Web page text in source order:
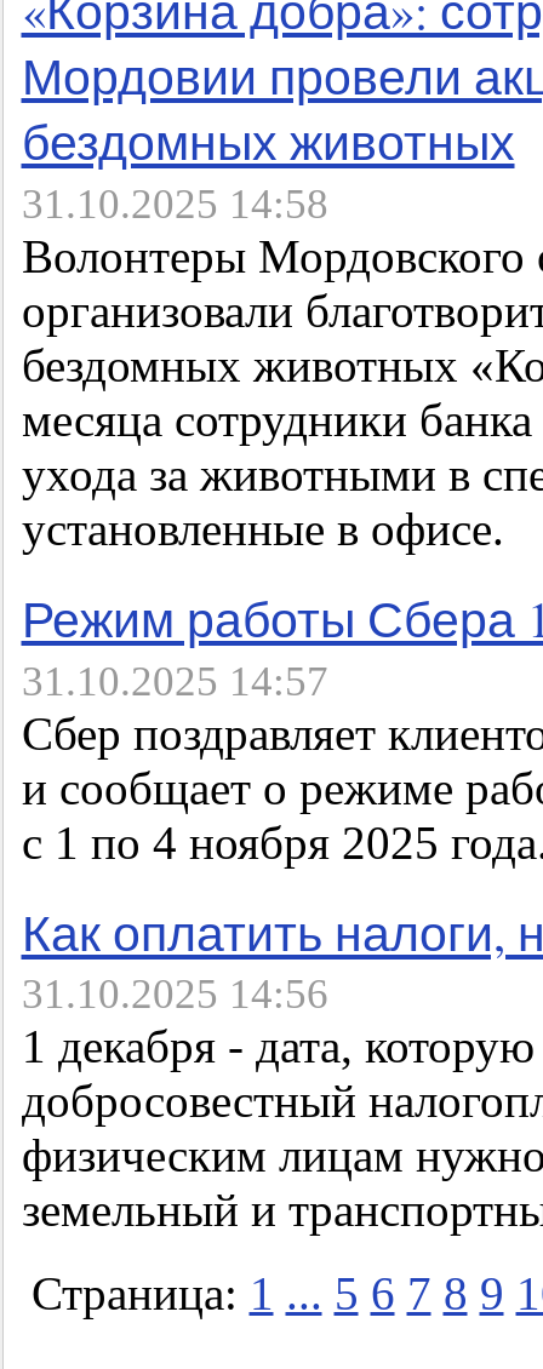
Мордовии провели
бездомных животных
31.10.2025 14:58
Волонтеры Мордовского
организовали
бездомных животных
месяца сотрудники
ухода за животными в
установленные в офисе.
Режим работы Сбера
31.10.2025 14:57
Сбер поздравляет
и сообщает о режиме
с 1 по 4 ноября 2025
Как оплатить налоги,
31.10.2025 14:56
1 декабря - дата,
добросовестный
физическим лицам
земельный и
Страница: 1 ... 5 6 7 8 9